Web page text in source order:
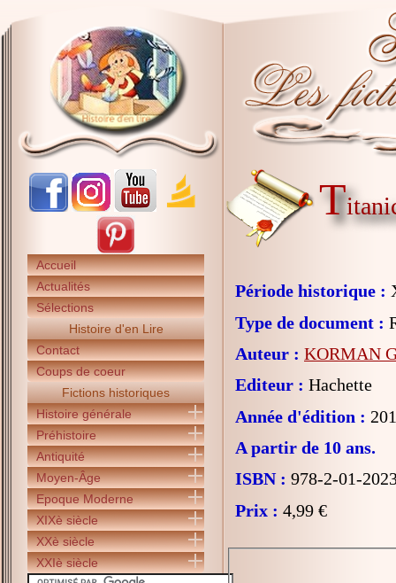
Accueil
Actualités
Sélections
Histoire d'en Lire
Contact
Coups de coeur
Fictions historiques
Histoire générale
Préhistoire
Antiquité
Moyen-Âge
Epoque Moderne
XIXè siècle
XXè siècle
XXIè siècle
T
Période historique :
Type de document :
Auteur : KORMAN
Editeur : Hachette
Année d'édition :
A partir de 10 ans.
ISBN : 978-2-01-
Prix : 4,99 €